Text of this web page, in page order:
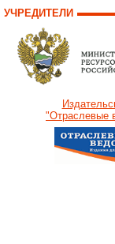
УЧРЕДИТЕЛИ
"Отраслевые